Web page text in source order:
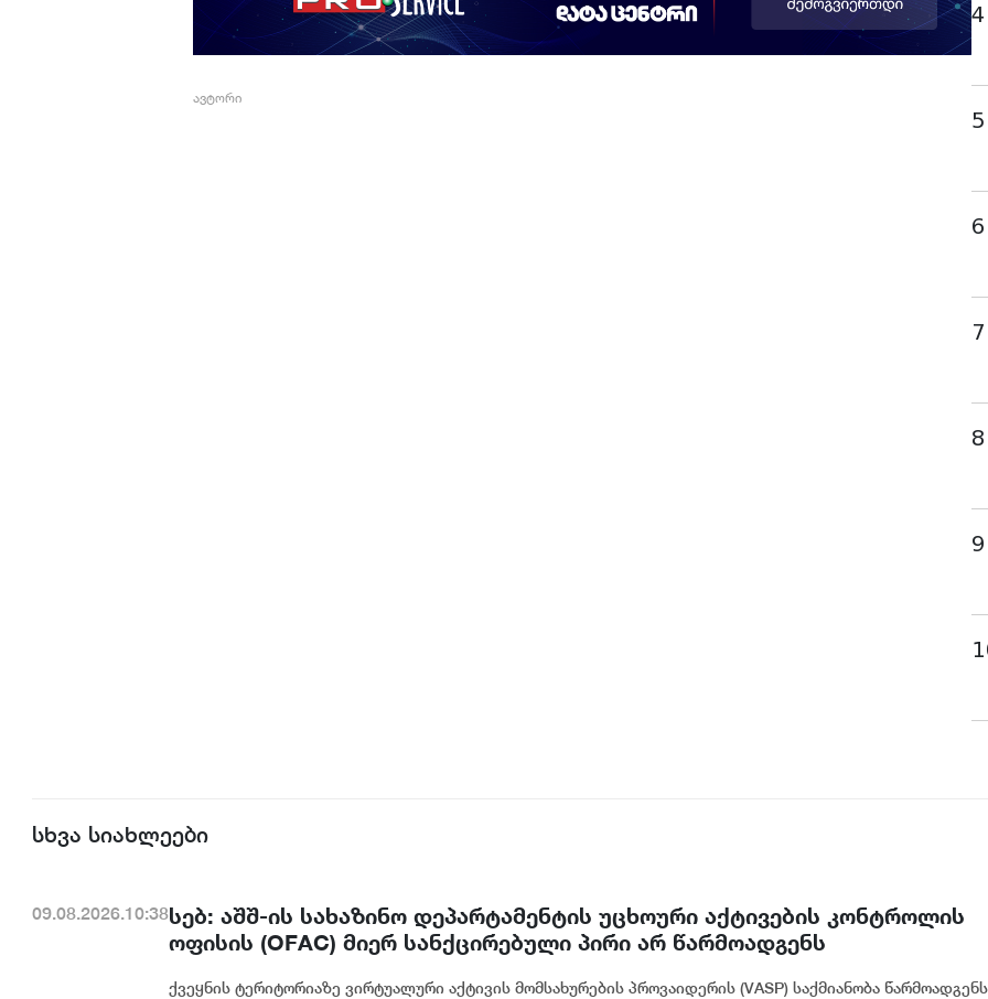
ავტორი
4
5
6
7
8
9
სხვა სიახლეები
09.08.2026.10:38სებ: აშშ-ის სახაზინო დეპარტამენტის უცხოური აქტივების კონტროლის
ოფისის (OFAC) მიერ სანქცირებული პირი არ წარმოადგენს
ქვეყნის ტერიტორიაზე ვირტუალური აქტივის მომსახურების პროვაიდერის (VASP) საქმიანობა წარმოადგენს